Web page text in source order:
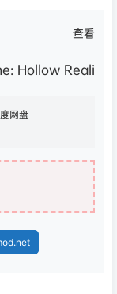
查看
Hollow Reali
网盘